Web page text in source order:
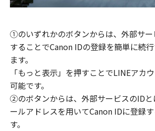
①のいずれかのボタンからは、外部サ
することでCanon IDの登録を簡単に続
ます。
「もっと表示」を押すことでLINEアカ
可能です。
②のボタンからは、外部サービスのIDと
ールアドレスを用いてCanon IDに登録
す。